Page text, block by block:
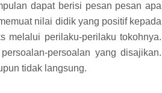
dapat berisi pesan pesan apa
nilai didik yang positif kepada
melalui perilaku-perilaku tokohnya.
persoalan yang disajikan.
tidak langsung.